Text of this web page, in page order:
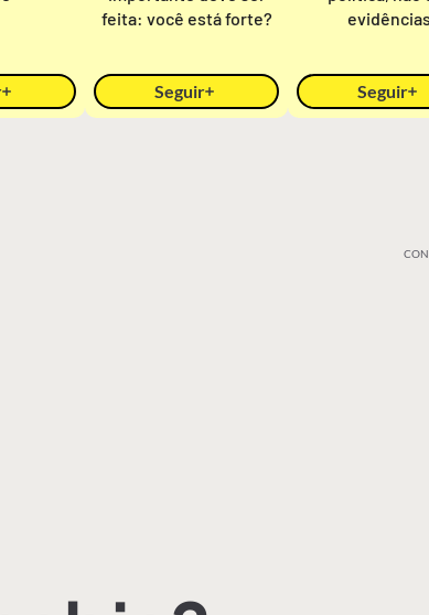
feita: você está forte?
Seguir
evidências
Seguir